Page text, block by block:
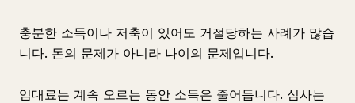
충분한 소득이나 저축이 있어도 거절당하는 사례가 많습
니다. 돈의 문제가 아니라 나이의 문제입니다.
임대료는 계속 오르는 동안 소득은 줄어듭니다. 심사는